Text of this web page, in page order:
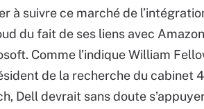
à suivre ce marché de
du fait de ses liens avec
Comme l’indique William
de la recherche du cabinet
Dell devrait sans doute